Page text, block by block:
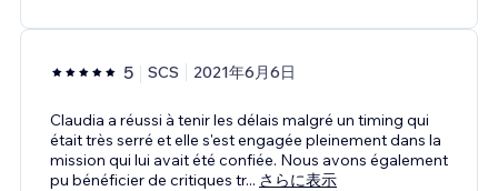
5 SCS 2021年6月6日
Claudia a réussi à tenir les délais malgré un timing qui
était très serré et elle s'est engagée pleinement dans la
mission qui lui avait été confiée. Nous avons également
pu bénéficier de critiques tr... さらに表示